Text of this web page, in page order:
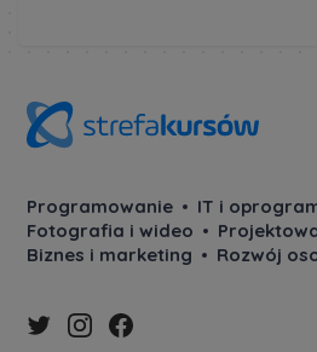
Programowanie
IT i
Fotografia i wideo
Biznes i marketing
Rozwój